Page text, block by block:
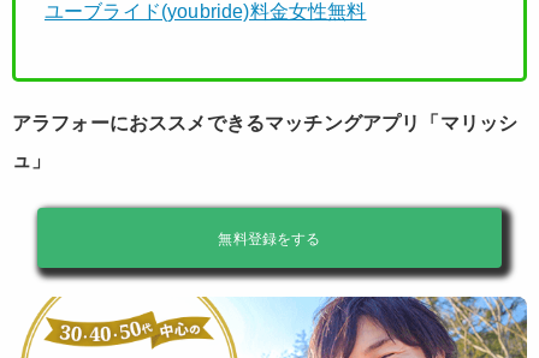
ユーブライド(youbride)料金女性無料
アラフォーにおススメできるマッチングアプリ「マリッシ
ュ」
無料登録をする